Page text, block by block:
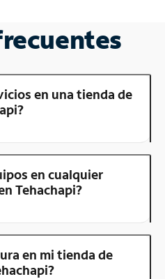
en una tienda de
en cualquier
Tehachapi?
en mi tienda de